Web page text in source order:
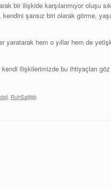
bir ilişkide karşılanmıyor oluşu
şansız biri olarak görme,
yaratarak hem o yıllar hem de
ilişkilerimizde bu ihtiyaçları
RuhSağlığı